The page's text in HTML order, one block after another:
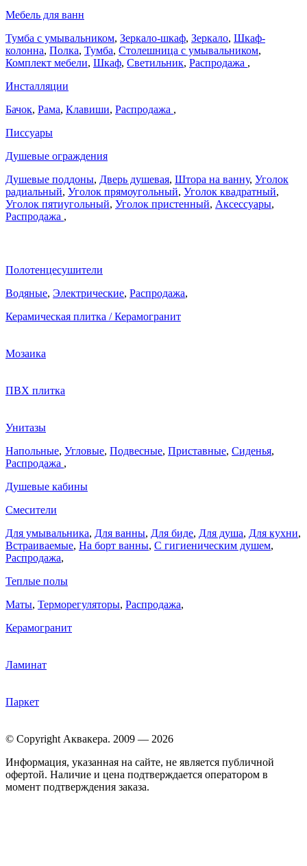
Мебель для ванн
Тумба с умывальником, Зеркало-шкаф, Зеркало, Шкаф-
колонна, Полка, Тумба, Столешница с умывальником,
Комплект мебели, Шкаф, Светильник, Распродажа ,
Инсталляции
Бачок, Рама, Клавиши, Распродажа ,
Писсуары
Душевые ограждения
Душевые поддоны, Дверь душевая, Штора на ванну, Уголок
радиальный, Уголок прямоугольный, Уголок квадратный,
Уголок пятиугольный, Уголок пристенный, Аксессуары,
Распродажа ,
Полотенцесушители
Водяные, Электрические, Распродажа,
Керамическая плитка / Керамогранит
Мозаика
ПВХ плитка
Унитазы
Напольные, Угловые, Подвесные, Приставные, Сиденья,
Распродажа ,
Душевые кабины
Смесители
Для умывальника, Для ванны, Для биде, Для душа, Для кухни,
Встраиваемые, На борт ванны, C гигиеническим душем,
Распродажа,
Теплые полы
Маты, Терморегуляторы, Распродажа,
Керамогранит
Ламинат
Паркет
© Copyright Аквакера. 2009 — 2026
Информация, указанная на сайте, не является публичной
офертой. Наличие и цена подтверждается оператором в
момент подтверждения заказа.